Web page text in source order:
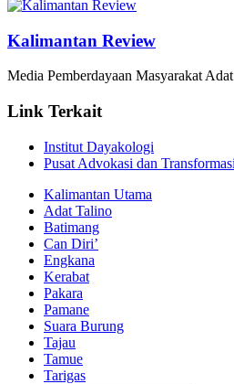
Kalimantan Review
Media Pemberdayaan Masyarakat
Link Terkait
Institut Dayakologi
Pusat Advokasi dan
Kalimantan Utama
Adat Talino
Batimang
Can Diri’
Engkana
Kerabat
Pakara
Pamane
Suara Burung
Tajau
Tamue
Tarigas